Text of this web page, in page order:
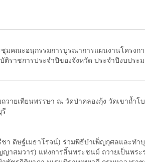
มคณะอนุกรรมการบูรณาการแผนงานโครงก
ราชการประจำปีของจังหวัด ประจำปีงบประ
วายเทียนพรรษา ณ วัดป่าคลองกุ้ง วัดเขาถ้ำโ
า ดิษฐ์เมธาโรจน์) ร่วมพิธีบำเพ็ญกุศลและทำ
าสมวาร) แห่งการสิ้นพระชนม์ ถวายเป็นพระ